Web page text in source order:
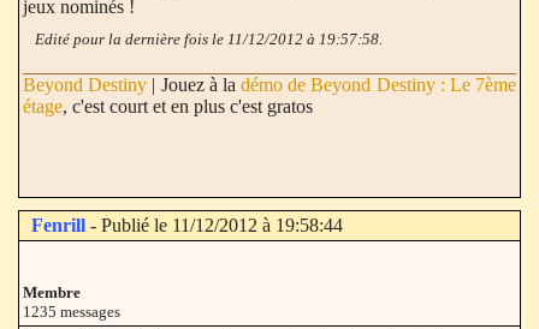
jeux nominés !
Edité pour la dernière fois le 11/12/2012 à 19:57:58.
Beyond Destiny | Jouez à ladémo de Beyond Destiny : Le 7ème
étage, c'est court et en plus c'est gratos
Fenrill - Publié le 11/12/2012 à 19:58:44
Membre
1235 messages